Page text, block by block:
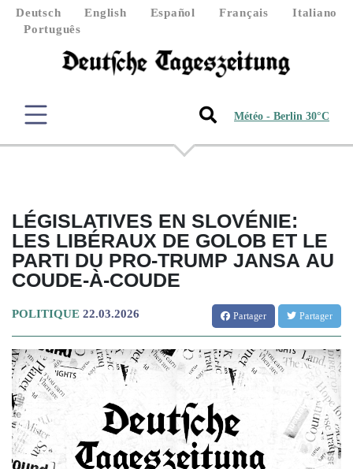
Deutsch English Español Français
Italiano
Português
Météo - Berlin 30°C
LÉGISLATIVES EN SLOVÉNIE:
LES LIBÉRAUX DE GOLOB ET LE
PARTI DU PRO-TRUMP JANSA AU
COUDE-À-COUDE
POLITIQUE 22.03.2026 Partager Partager